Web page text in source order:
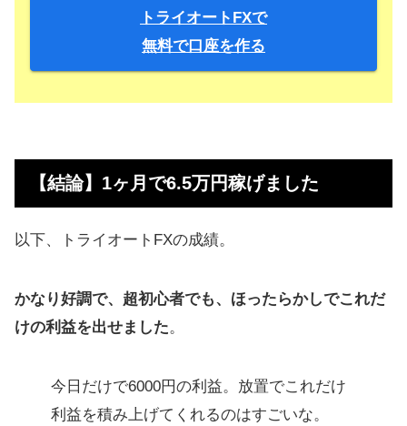
トライオートFXで
無料で口座を作る
【結論】1ヶ月で6.5万円稼げました
以下、トライオートFXの成績。
かなり好調で、超初心者でも、ほったらかしでこれだ
けの利益を出せました。
今日だけで6000円の利益。放置でこれだけ
利益を積み上げてくれるのはすごいな。